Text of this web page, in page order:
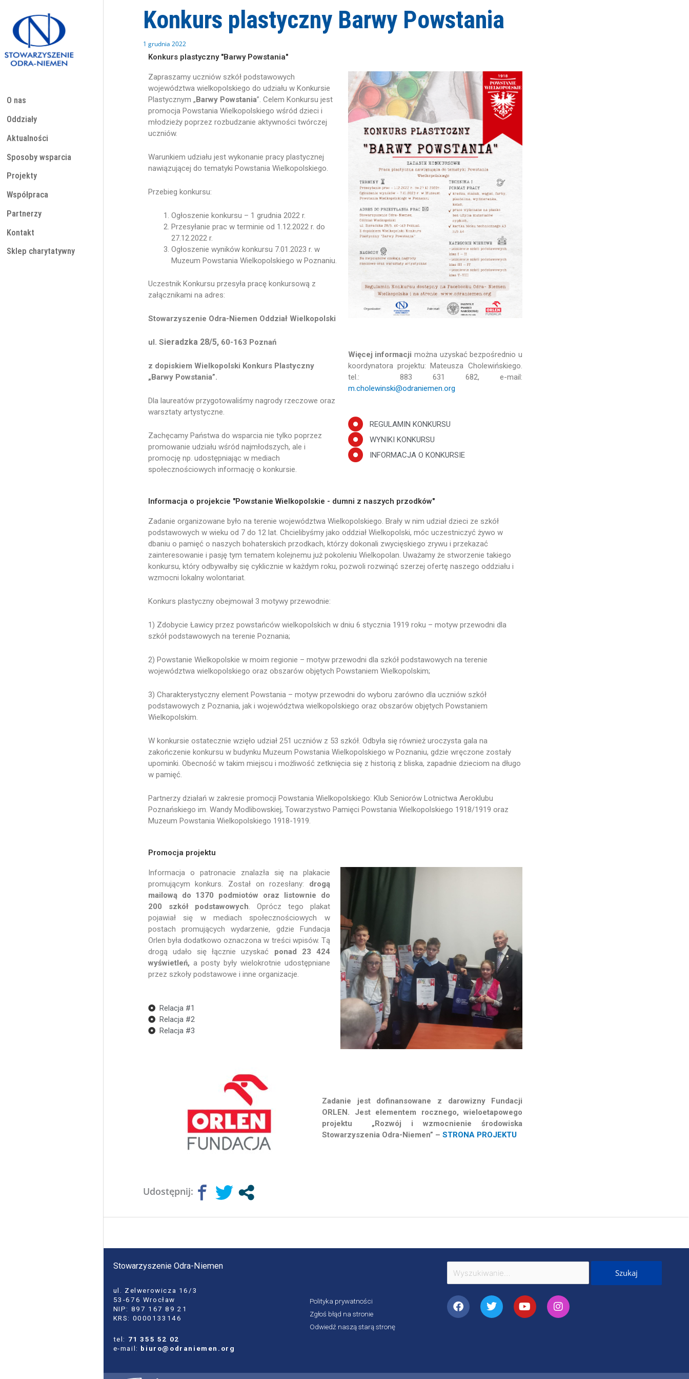
treści
O nas
Oddziały
Aktualności
Sposoby wsparcia
Projekty
Współpraca
Partnerzy
Kontakt
Sklep charytatywny
Konkurs plastyczny Barwy Powstania
1 grudnia 2022
Konkurs plastyczny "Barwy Powstania"
Zapraszamy uczniów szkół podstawowych
województwa wielkopolskiego do udziału w Konkursie
Plastycznym „Barwy Powstania”. Celem Konkursu jest
promocja Powstania Wielkopolskiego wśród dzieci i
młodzieży poprzez rozbudzanie aktywności twórczej
uczniów.
Warunkiem udziału jest wykonanie pracy plastycznej
nawiązującej do tematyki Powstania Wielkopolskiego.
Przebieg konkursu:
Ogłoszenie konkursu – 1 grudnia 2022 r.
Przesyłanie prac w terminie od 1.12.2022 r. do
27.12.2022 r.
Ogłoszenie wyników konkursu 7.01.2023 r. w
Muzeum Powstania Wielkopolskiego w Poznaniu.
Uczestnik Konkursu przesyła pracę konkursową z
załącznikami na adres:
Stowarzyszenie Odra-Niemen Oddział Wielkopolski
ul. Sieradzka 28/5, 60-163 Poznań
z dopiskiem Wielkopolski Konkurs Plastyczny
„Barwy Powstania”.
Dla laureatów przygotowaliśmy nagrody rzeczowe oraz
warsztaty artystyczne.
Zachęcamy Państwa do wsparcia nie tylko poprzez
promowanie udziału wśród najmłodszych, ale i
promocję np. udostępniając w mediach
społecznościowych informację o konkursie.
Więcej informacji można uzyskać bezpośrednio u
koordynatora projektu: Mateusza Cholewińskiego.
tel.: 883 631 682, e-mail:
m.cholewinski@odraniemen.org
REGULAMIN KONKURSU
WYNIKI KONKURSU
INFORMACJA O KONKURSIE
Informacja o projekcie "Powstanie Wielkopolskie - dumni z naszych przodków"
Zadanie organizowane było na terenie województwa Wielkopolskiego. Brały w nim udział dzieci ze szkół
podstawowych w wieku od 7 do 12 lat. Chcielibyśmy jako oddział Wielkopolski, móc uczestniczyć żywo w
dbaniu o pamięć o naszych bohaterskich przodkach, którzy dokonali zwycięskiego zrywu i przekazać
zainteresowanie i pasję tym tematem kolejnemu już pokoleniu Wielkopolan. Uważamy że stworzenie takiego
konkursu, który odbywałby się cyklicznie w każdym roku, pozwoli rozwinąć szerzej ofertę naszego oddziału i
wzmocni lokalny wolontariat.
Konkurs plastyczny obejmował 3 motywy przewodnie:
1) Zdobycie Ławicy przez powstańców wielkopolskich w dniu 6 stycznia 1919 roku – motyw przewodni dla
szkół podstawowych na terenie Poznania;
2) Powstanie Wielkopolskie w moim regionie – motyw przewodni dla szkół podstawowych na terenie
województwa wielkopolskiego oraz obszarów objętych Powstaniem Wielkopolskim;
3) Charakterystyczny element Powstania – motyw przewodni do wyboru zarówno dla uczniów szkół
podstawowych z Poznania, jak i województwa wielkopolskiego oraz obszarów objętych Powstaniem
Wielkopolskim.
W konkursie ostatecznie wzięło udział 251 uczniów z 53 szkół. Odbyła się również uroczysta gala na
zakończenie konkursu w budynku Muzeum Powstania Wielkopolskiego w Poznaniu, gdzie wręczone zostały
upominki. Obecność w takim miejscu i możliwość zetknięcia się z historią z bliska, zapadnie dzieciom na długo
w pamięć.
Partnerzy działań w zakresie promocji Powstania Wielkopolskiego: Klub Seniorów Lotnictwa Aeroklubu
Poznańskiego im. Wandy Modlibowskiej, Towarzystwo Pamięci Powstania Wielkopolskiego 1918/1919 oraz
Muzeum Powstania Wielkopolskiego 1918-1919.
Promocja projektu
Informacja o patronacie znalazła się na plakacie
promującym konkurs. Został on rozesłany: drogą
mailową do 1370 podmiotów oraz listownie do
200 szkół podstawowych . Oprócz tego plakat
pojawiał się w mediach społecznościowych w
postach promujących wydarzenie, gdzie Fundacja
Orlen była dodatkowo oznaczona w treści wpisów. Tą
drogą udało się łącznie uzyskać ponad 23 424
wyświetleń, a posty były wielokrotnie udostępniane
przez szkoły podstawowe i inne organizacje.
Relacja #1
Relacja #2
Relacja #3
Zadanie jest dofinansowane z darowizny Fundacji
ORLEN. Jest elementem rocznego, wieloetapowego
projektu „Rozwój i wzmocnienie środowiska
Stowarzyszenia Odra-Niemen” –STRONA PROJEKTU
Udostępnij:
Stowarzyszenie Odra-Niemen
ul. Zelwerowicza 16/3
53-676 Wrocław
NIP: 897 167 89 21
KRS: 0000133146
tel: 71 355 52 02
e-mail: biuro@odraniemen.org
Polityka prywatności
Zgłoś błąd na stronie
Odwiedź naszą starą stronę
Szukaj
dla:
FacebookTwitterYoutubeInstagram